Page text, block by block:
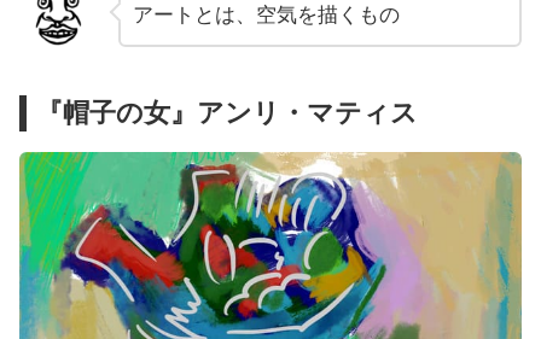
アートとは、空気を描くもの
『帽子の女』アンリ・マティス